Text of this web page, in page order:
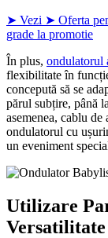
➤ Vezi ➤ Oferta
grade la promotie
În plus, ondulatorul
flexibilitate în
concepută să se
părul subțire, până
asemenea, cablu
ondulatorul cu
un eveniment
Utilizare
Versatilitate